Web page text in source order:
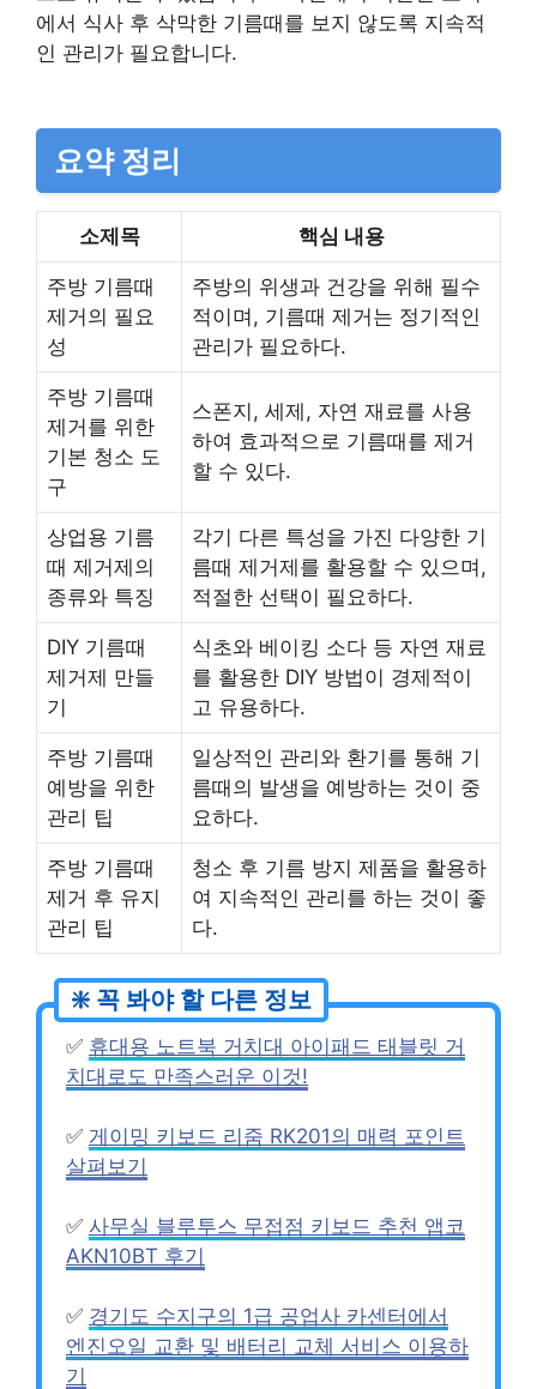
에서 식사 후 삭막한 기름때를 보지 않도록 지속적
인 관리가 필요합니다.
요약 정리
소제목 핵심 내용
주방 기름때
제거의 필요
성
주방의 위생과 건강을 위해 필수
적이며, 기름때 제거는 정기적인
관리가 필요하다.
주방 기름때
제거를 위한
기본 청소 도
구
스폰지, 세제, 자연 재료를 사용
하여 효과적으로 기름때를 제거
할 수 있다.
상업용 기름
때 제거제의
종류와 특징
각기 다른 특성을 가진 다양한 기
름때 제거제를 활용할 수 있으며,
적절한 선택이 필요하다.
DIY 기름때
제거제 만들
기
식초와 베이킹 소다 등 자연 재료
를 활용한 DIY 방법이 경제적이
고 유용하다.
주방 기름때
예방을 위한
관리 팁
일상적인 관리와 환기를 통해 기
름때의 발생을 예방하는 것이 중
요하다.
주방 기름때
제거 후 유지
관리 팁
청소 후 기름 방지 제품을 활용하
여 지속적인 관리를 하는 것이 좋
다.
✅ 휴대용 노트북 거치대 아이패드 태블릿 거
치대로도 만족스러운 이것!
✅ 게이밍 키보드 리줌 RK201의 매력 포인트
살펴보기
✅ 사무실 블루투스 무접점 키보드 추천 앱코
AKN10BT 후기
✅ 경기도 수지구의 1급 공업사 카센터에서
엔진오일 교환 및 배터리 교체 서비스 이용하
기